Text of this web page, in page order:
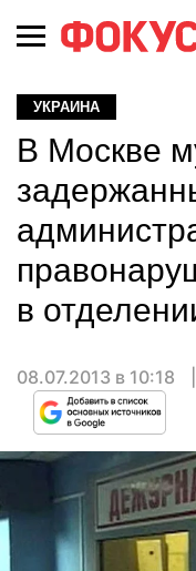
УКРАИНА
В Москве
в
08.07.2013 в 10:18